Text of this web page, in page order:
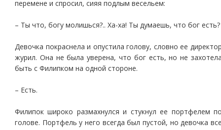
перемене и спросил, сияя подлым весельем:
– Ты что, богу молишься?.. Ха-ха! Ты думаешь, что бог есть?
Девочка покраснела и опустила голову, словно ее
журил. Она не была уверена, что бог есть, но не
быть с Филипком на одной стороне.
– Есть.
Филипок широко размахнулся и стукнул ее портфелем
голове. Портфель у него всегда был пустой, но девочка